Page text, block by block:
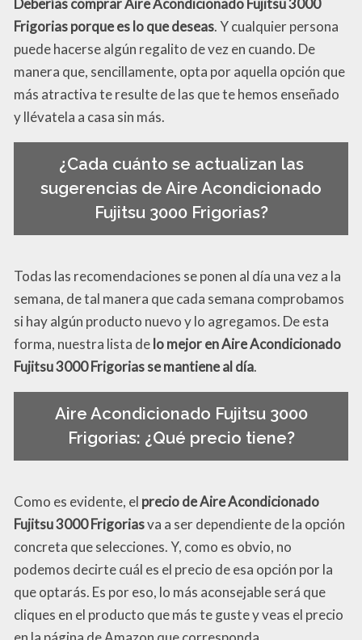
Deberías comprar Aire Acondicionado Fujitsu 3000
Frigorias porque es lo que deseas. Y cualquier persona
puede hacerse algún regalito de vez en cuando. De
manera que, sencillamente, opta por aquella opción que
más atractiva te resulte de las que te hemos enseñado
y llévatela a casa sin más.
¿Cada cuánto se actualizan las
sugerencias de Aire Acondicionado
Fujitsu 3000 Frigorias?
Todas las recomendaciones se ponen al día una vez a la
semana, de tal manera que cada semana comprobamos
si hay algún producto nuevo y lo agregamos. De esta
forma, nuestra lista delo mejor en Aire Acondicionado
Fujitsu 3000 Frigorias se mantiene al día.
Aire Acondicionado Fujitsu 3000
Frigorias: ¿Qué precio tiene?
Como es evidente, el precio de Aire Acondicionado
Fujitsu 3000 Frigoriasva a ser dependiente de la opción
concreta que selecciones. Y, como es obvio, no
podemos decirte cuál es el precio de esa opción por la
que optarás. Es por eso, lo más aconsejable será que
cliques en el producto que más te guste y veas el precio